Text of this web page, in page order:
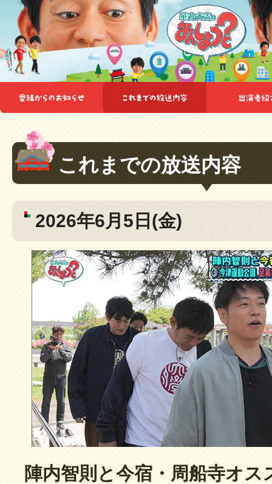
これまでの放送内容
2026年6月5日(金)
陣内智則と今宿・周船寺オス